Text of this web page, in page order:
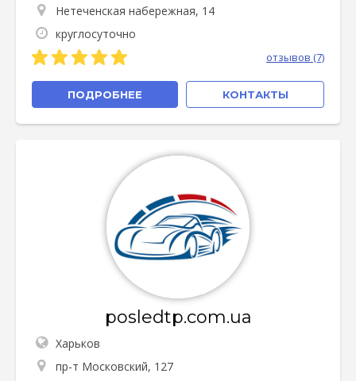
Нетеченская набережная, 14
круглосуточно
отзывов (7)
ПОДРОБНЕЕ КОНТАКТЫ
posledtp.com.ua
Харьков
пр-т Московский, 127